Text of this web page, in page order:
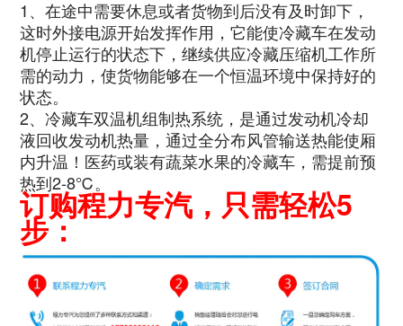
1、在途中需要休息或者货物到后没有及时卸下，
这时外接电源开始发挥作用，它能使冷藏车在发动
机停止运行的状态下，继续供应冷藏压缩机工作所
需的动力，使货物能够在一个恒温环境中保持好的
状态。
2、冷藏车双温机组制热系统，是通过发动机冷却
液回收发动机热量，通过全分布风管输送热能使厢
内升温！医药或装有蔬菜水果的冷藏车，需提前预
热到2-8℃。
订购程力专汽，只需轻松5
步：